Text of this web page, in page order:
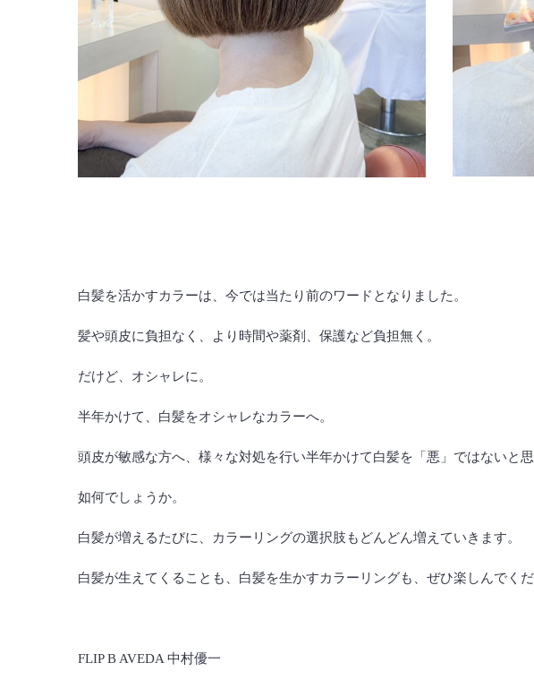
白髪を活かすカラーは、今では当たり前のワードとなりました。
髪や頭皮に負担なく、より時間や薬剤、保護など負担無く。
だけど、オシャレに。
半年かけて、白髪をオシャレなカラーへ。
頭皮が敏感な方へ、様々な対処を行い半年かけて白髪を「悪」ではないと
如何でしょうか。
白髪が増えるたびに、カラーリングの選択肢もどんどん増えていきます。
白髪が生えてくることも、白髪を生かすカラーリングも、ぜひ楽しんでくだ
FLIP B AVEDA 中村優一